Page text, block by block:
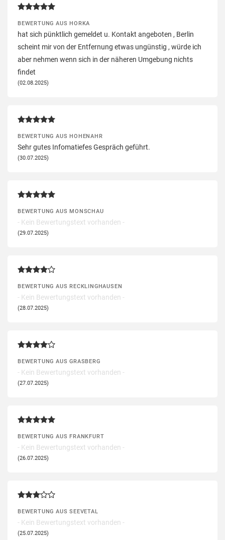
BEWERTUNG AUS HORKA
hat sich pünktlich gemeldet u. Kontakt angeboten , Berlin
scheint mir von der Entfernung etwas ungünstig , würde ich
aber nehmen wenn sich in der näheren Umgebung nichts
findet
(02.08.2025)
BEWERTUNG AUS HOHENAHR
Sehr gutes Infomatiefes Gespräch geführt.
(30.07.2025)
BEWERTUNG AUS MONSCHAU
- Kein Bewertungstext vorhanden -
(29.07.2025)
BEWERTUNG AUS RECKLINGHAUSEN
- Kein Bewertungstext vorhanden -
(28.07.2025)
BEWERTUNG AUS GRASBERG
- Kein Bewertungstext vorhanden -
(27.07.2025)
BEWERTUNG AUS FRANKFURT
- Kein Bewertungstext vorhanden -
(26.07.2025)
BEWERTUNG AUS SEEVETAL
- Kein Bewertungstext vorhanden -
(25.07.2025)